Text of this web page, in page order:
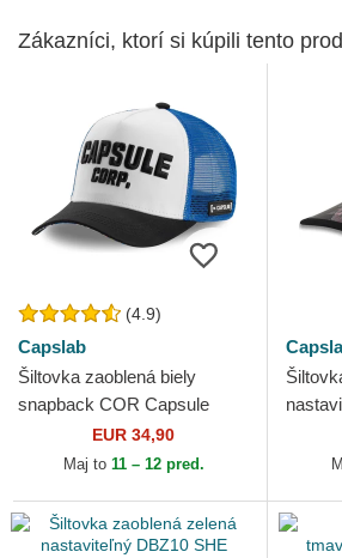
Zákazníci, ktorí si kúpili tento
(4.9)
Capslab
Šiltovka zaoblená biely
snapback COR Capsule
Corporation Dragon Ball
Capslab
EUR 34,90
Maj to 11 – 12 pred.
Buu